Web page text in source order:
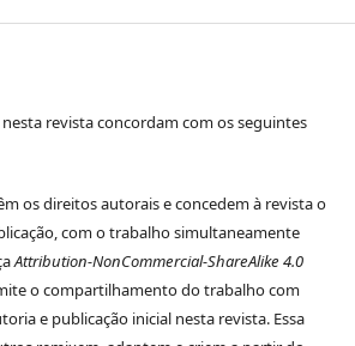
revista concordam com os seguintes
os direitos autorais e concedem à revista o
com o trabalho simultaneamente
Attribution-NonCommercial-ShareAlike 4.0
o compartilhamento do trabalho com
e publicação inicial nesta revista. Essa